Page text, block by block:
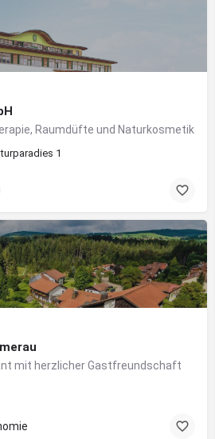
Raumdüfte und Naturkosmetik
1
mit herzlicher Gastfreundschaft